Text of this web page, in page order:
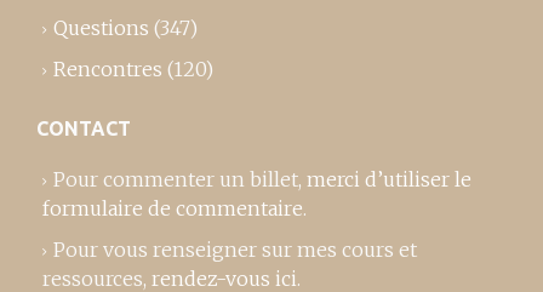
Questions (347)
Rencontres (120)
CONTACT
Pour commenter un billet, merci d’utiliser le
formulaire de commentaire.
Pour vous renseigner sur mes cours et
ressources, rendez-vous ici.